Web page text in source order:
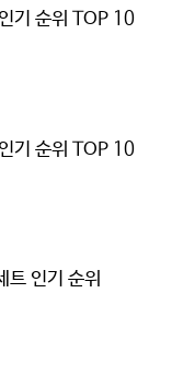
기 순위 TOP 10
기 순위 TOP 10
트 인기 순위